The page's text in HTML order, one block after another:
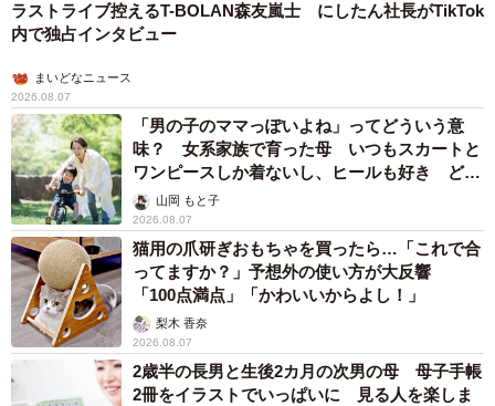
ラストライブ控えるT-BOLAN森友嵐士 にしたん社長がTikTok
内で独占インタビュー
まいどなニュース
2026.08.07
「男の子のママっぽいよね」ってどういう意
味？ 女系家族で育った母 いつもスカートと
ワンピースしか着ないし、ヒールも好き どの
へんが…
山岡 もと子
2026.08.07
猫用の爪研ぎおもちゃを買ったら…「これで合
ってますか？」予想外の使い方が大反響
「100点満点」「かわいいからよし！」
梨木 香奈
2026.08.07
2歳半の長男と生後2カ月の次男の母 母子手帳
2冊をイラストでいっぱいに 見る人を楽しま